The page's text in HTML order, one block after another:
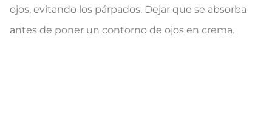
ojos, evitando los párpados. Dejar que se absorba
antes de poner un contorno de ojos en crema.